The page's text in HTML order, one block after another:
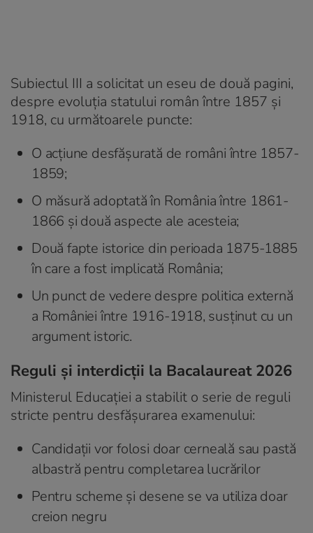
Subiectul III a solicitat un eseu de două pagini,
despre evoluția statului român între 1857 și
1918, cu următoarele puncte:
O acțiune desfășurată de români între 1857-
1859;
O măsură adoptată în România între 1861-
1866 și două aspecte ale acesteia;
Două fapte istorice din perioada 1875-1885
în care a fost implicată România;
Un punct de vedere despre politica externă
a României între 1916-1918, susținut cu un
argument istoric.
Reguli și interdicții la Bacalaureat 2026
Ministerul Educației a stabilit o serie de reguli
stricte pentru desfășurarea examenului:
Candidații vor folosi doar cerneală sau pastă
albastră pentru completarea lucrărilor
Pentru scheme și desene se va utiliza doar
creion negru